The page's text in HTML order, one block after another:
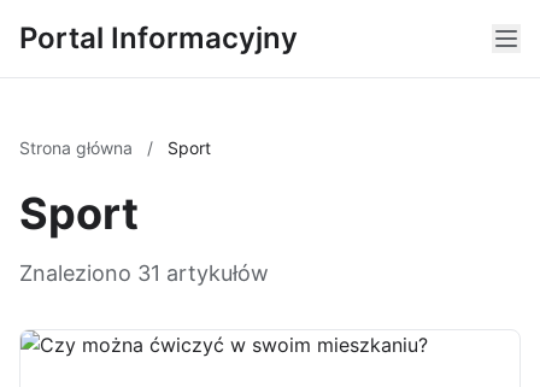
Portal Informacyjny
Strona główna / Sport
Sport
Znaleziono 31 artykułów